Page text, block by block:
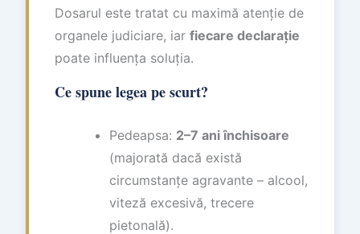
Dosarul este tratat cu maximă atenție de
organele judiciare, iar fiecare declarație
poate influența soluția.
Ce spune legea pe scurt?
Pedeapsa: 2–7 ani închisoare
(majorată dacă există
circumstanțe agravante – alcool,
viteză excesivă, trecere
pietonală).